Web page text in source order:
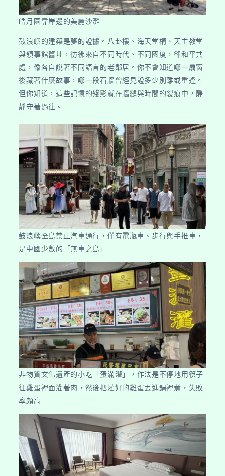
皓月園靠岸邊的美麗沙灘
鼓浪嶼的建築是夢的證據。八卦樓、海天堂構、天主教堂
與領事館舊址，彷彿來自不同時代、不同國度，卻和平共
處，像各自說著不同語言的老鄰居。你不會知道哪一扇窗
後藏著什麼故事，哪一段石牆曾經見證多少別離或重逢。
但你知道，這些記憶的殘影就在牆縫與時間的裂痕中，靜
靜守著過往。
鼓浪嶼全島禁止汽車通行，僅有電瓶車、步行與手推車，
是中國少數的「無車之島」
非物質文化遺產的小吃「蛋滿灌」，作法是不停地用筷子
往雞蛋裡面灌著肉，然後把灌好的雞蛋丟進鍋裡煮，失敗
率頗高